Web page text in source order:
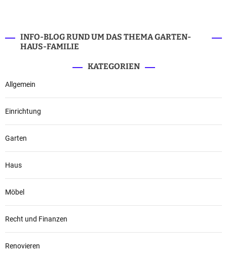
INFO-BLOG RUND UM DAS THEMA GARTEN-
HAUS-FAMILIE
KATEGORIEN
Allgemein
Einrichtung
Garten
Haus
Möbel
Recht und Finanzen
Renovieren